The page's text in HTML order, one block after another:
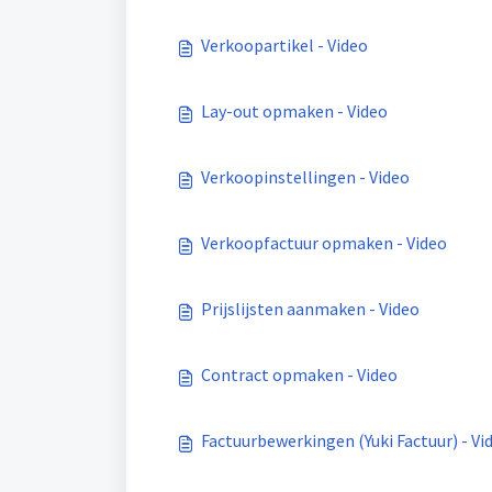
Verkoopartikel - Video
Lay-out opmaken - Video
Verkoopinstellingen - Video
Verkoopfactuur opmaken - Video
Prijslijsten aanmaken - Video
Contract opmaken - Video
Factuurbewerkingen (Yuki Factuur) -